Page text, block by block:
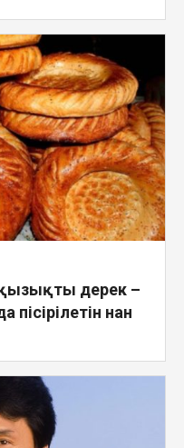
дерек –
пісірілетін нан